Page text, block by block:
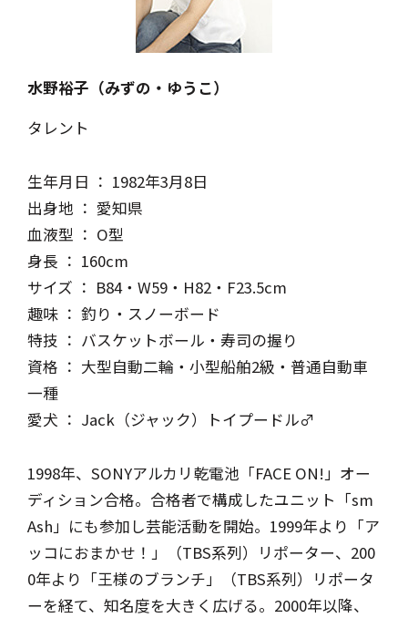
水野裕子（みずの・ゆうこ）
タレント
生年月日 ： 1982年3月8日
出身地 ： 愛知県
血液型 ： O型
身長 ： 160cm
サイズ ： B84・W59・H82・F23.5cm
趣味 ： 釣り・スノーボード
特技 ： バスケットボール・寿司の握り
資格 ： 大型自動二輪・小型船舶2級・普通自動車
一種
愛犬 ： Jack（ジャック）トイプードル♂
1998年、SONYアルカリ乾電池「FACE ON!」オー
ディション合格。合格者で構成したユニット「sm
Ash」にも参加し芸能活動を開始。1999年より「ア
ッコにおまかせ！」（TBS系列）リポーター、200
0年より「王様のブランチ」（TBS系列）リポータ
ーを経て、知名度を大きく広げる。2000年以降、